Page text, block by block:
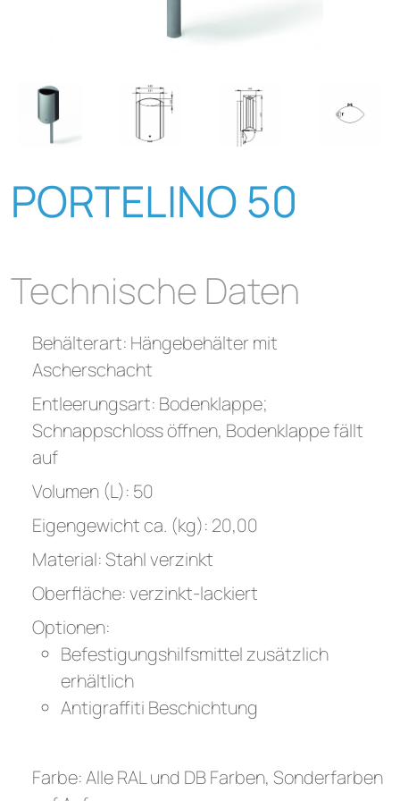
PORTELINO 50
Technische Daten
Behälterart: Hängebehälter mit
Ascherschacht
Entleerungsart: Bodenklappe;
Schnappschloss öffnen, Bodenklappe fällt
auf
Volumen (L): 50
Eigengewicht ca. (kg): 20,00
Material: Stahl verzinkt
Oberfläche: verzinkt-lackiert
Optionen:
Befestigungshilfsmittel zusätzlich
erhältlich
Antigraffiti Beschichtung
Farbe: Alle RAL und DB Farben, Sonderfarben